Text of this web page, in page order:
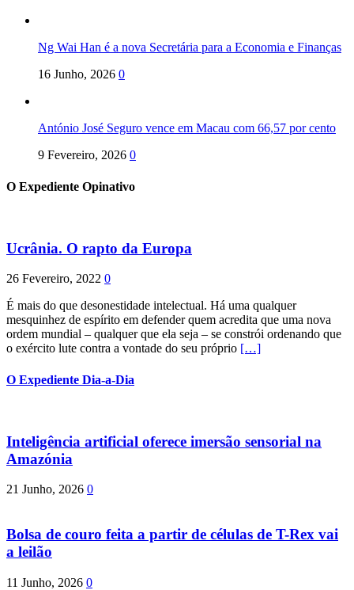
Ng Wai Han é a nova Secretária para a Economia e Finanças
16 Junho, 2026 0
António José Seguro vence em Macau com 66,57 por cento
9 Fevereiro, 2026 0
O Expediente Opinativo
Ucrânia. O rapto da Europa
26 Fevereiro, 2022 0
É mais do que desonestidade intelectual. Há uma qualquer
mesquinhez de espírito em defender quem acredita que uma nova
ordem mundial – qualquer que ela seja – se constrói ordenando que
o exército lute contra a vontade do seu próprio […]
O Expediente Dia-a-Dia
Inteligência artificial oferece imersão sensorial na
Amazónia
21 Junho, 2026 0
Bolsa de couro feita a partir de células de T-Rex vai
a leilão
11 Junho, 2026 0